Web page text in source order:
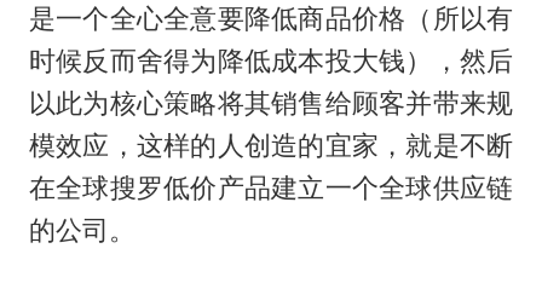
是一个全心全意要降低商品价格（所以有
时候反而舍得为降低成本投大钱），然后
以此为核心策略将其销售给顾客并带来规
模效应，这样的人创造的宜家，就是不断
在全球搜罗低价产品建立一个全球供应链
的公司。